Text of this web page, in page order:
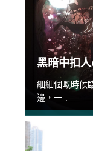
黑暗中扣
細細個嘅時候
邊，一...